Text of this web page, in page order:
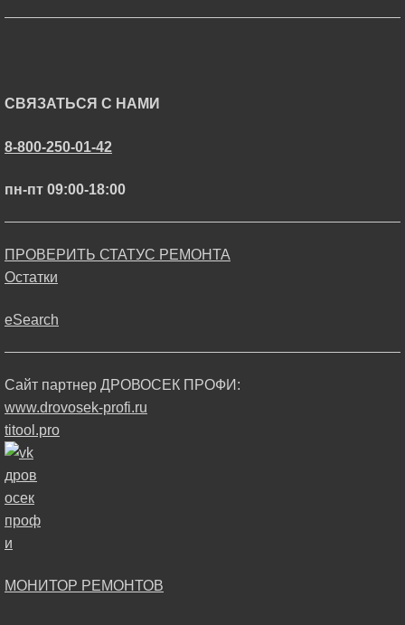
СВЯЗАТЬСЯ С НАМИ
8-800-250-01-42
пн-пт 09:00-18:00
ПРОВЕРИТЬ СТАТУС РЕМОНТА
Остатки
eSearch
Сайт партнер ДРОВОСЕК ПРОФИ:
www.drovosek-profi.ru
titool.pro
МОНИТОР РЕМОНТОВ